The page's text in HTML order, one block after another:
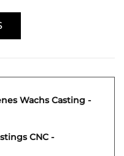
Wachs Casting -
CNC -